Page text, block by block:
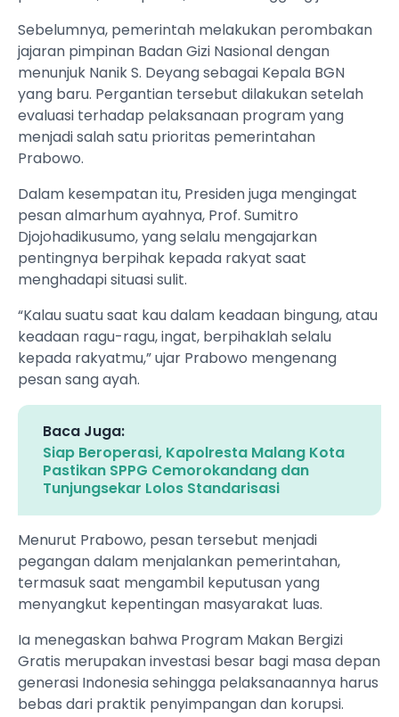
Sebelumnya, pemerintah melakukan perombakan
jajaran pimpinan Badan Gizi Nasional dengan
menunjuk Nanik S. Deyang sebagai Kepala BGN
yang baru. Pergantian tersebut dilakukan setelah
evaluasi terhadap pelaksanaan program yang
menjadi salah satu prioritas pemerintahan
Prabowo.
Dalam kesempatan itu, Presiden juga mengingat
pesan almarhum ayahnya, Prof. Sumitro
Djojohadikusumo, yang selalu mengajarkan
pentingnya berpihak kepada rakyat saat
menghadapi situasi sulit.
“Kalau suatu saat kau dalam keadaan bingung, atau
keadaan ragu-ragu, ingat, berpihaklah selalu
kepada rakyatmu,” ujar Prabowo mengenang
pesan sang ayah.
Baca Juga:
Siap Beroperasi, Kapolresta Malang Kota
Pastikan SPPG Cemorokandang dan
Tunjungsekar Lolos Standarisasi
Menurut Prabowo, pesan tersebut menjadi
pegangan dalam menjalankan pemerintahan,
termasuk saat mengambil keputusan yang
menyangkut kepentingan masyarakat luas.
Ia menegaskan bahwa Program Makan Bergizi
Gratis merupakan investasi besar bagi masa depan
generasi Indonesia sehingga pelaksanaannya harus
bebas dari praktik penyimpangan dan korupsi.